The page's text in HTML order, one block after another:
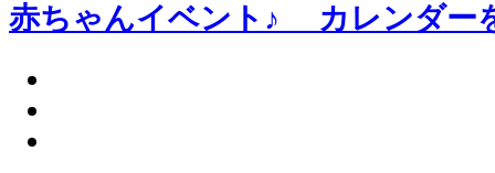
赤ちゃんイベント♪ カレンダ